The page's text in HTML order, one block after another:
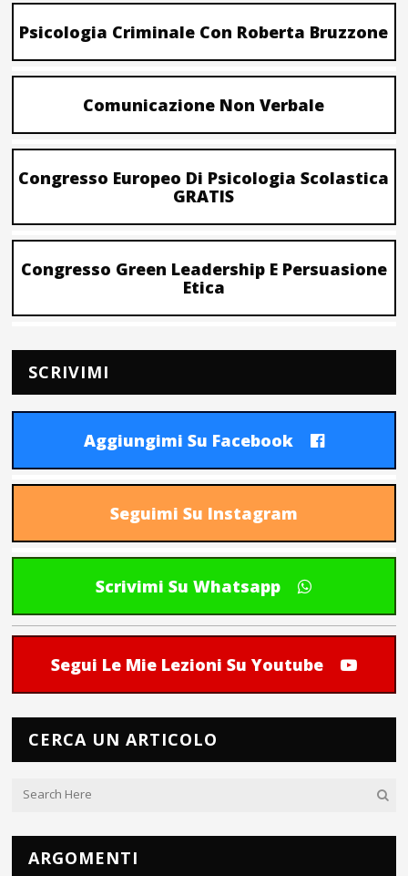
Psicologia Criminale Con Roberta Bruzzone
Comunicazione Non Verbale
Congresso Europeo Di Psicologia Scolastica
GRATIS
Congresso Green Leadership E Persuasione
Etica
SCRIVIMI
Aggiungimi Su Facebook
Seguimi Su Instagram
Scrivimi Su Whatsapp
Segui Le Mie Lezioni Su Youtube
CERCA UN ARTICOLO
ARGOMENTI